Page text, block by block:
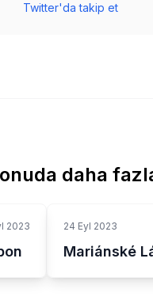
Twitter'da takip et
daha
2023 24 Eyl 2023
Mariánské